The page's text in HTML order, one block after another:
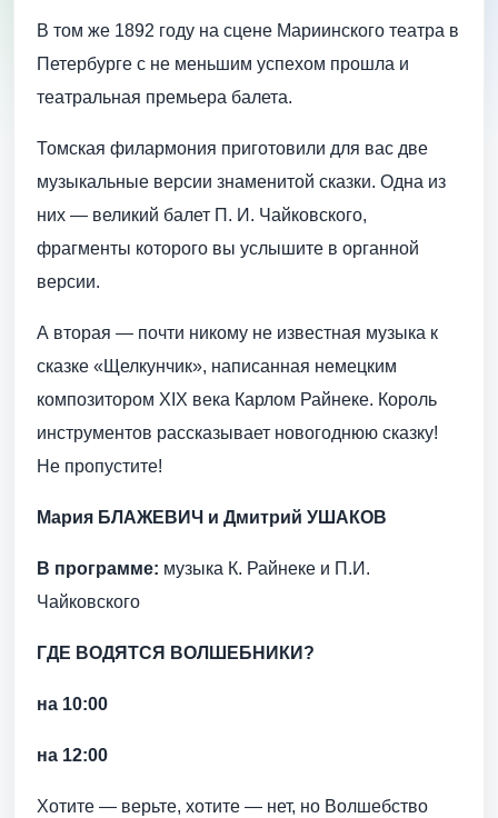
В том же 1892 году на сцене Мариинского театра в
Петербурге с не меньшим успехом прошла и
театральная премьера балета.
Томская филармония приготовили для вас две
музыкальные версии знаменитой сказки. Одна из
них — великий балет П. И. Чайковского,
фрагменты которого вы услышите в органной
версии.
А вторая — почти никому не известная музыка к
сказке «Щелкунчик», написанная немецким
композитором XIX века Карлом Райнеке. Король
инструментов рассказывает новогоднюю сказку!
Не пропустите!
Мария БЛАЖЕВИЧ и Дмитрий УШАКОВ
В программе: музыка К. Райнеке и П.И.
Чайковского
ГДЕ ВОДЯТСЯ ВОЛШЕБНИКИ?
на 10:00
на 12:00
Хотите — верьте, хотите — нет, но Волшебство